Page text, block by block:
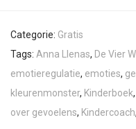
Categorie: Gratis
Tags: Anna Llenas, De Vier
emotieregulatie, emoties,
kleurenmonster, Kinderboek,
over gevoelens, Kindercoach,